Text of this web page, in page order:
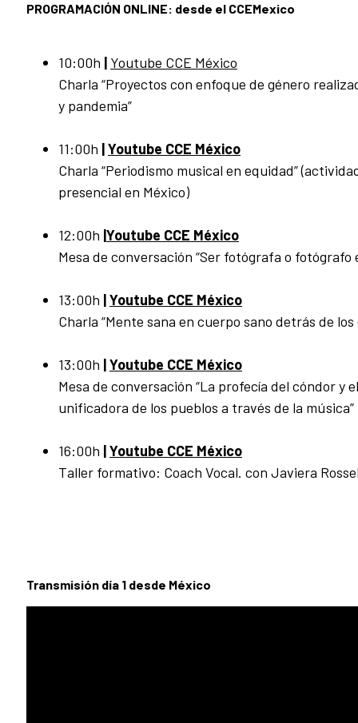
PROGRAMACIÓN ONLINE: desde el CCEMexico
10:00h | Youtube CCE México
Charla “Proyectos con enfoque de género
y pandemia”
11:00h |Youtube CCE México
Charla “Periodismo musical en equidad”
presencial en México)
12:00h |Youtube CCE México
Mesa de conversación “Ser fotógrafa o
13:00h |Youtube CCE México
Charla “Mente sana en cuerpo sano detrás de
13:00h |Youtube CCE México
Mesa de conversación “La profecía del cóndor y
unificadora de los pueblos a través de la música”
16:00h |Youtube CCE México
Taller formativo: Coach Vocal. con Javiera
Transmisión día 1 desde México